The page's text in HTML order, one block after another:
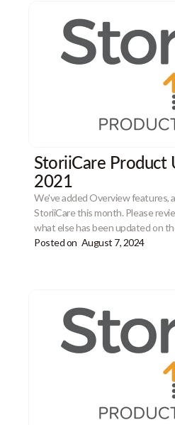
StoriiCare Product
2021
We've added Overview features,
StoriiCare this month. Please
what else has been updated on
Posted on August 7, 2024